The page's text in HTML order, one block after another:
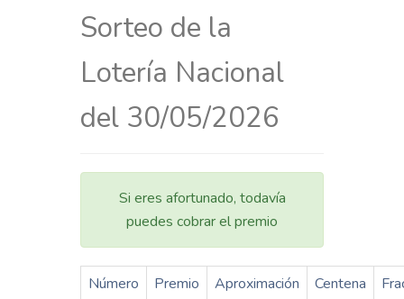
Sorteo de la
Lotería Nacional
del 30/05/2026
Si eres afortunado, todavía
puedes cobrar el premio
Número Premio Aproximación Centena